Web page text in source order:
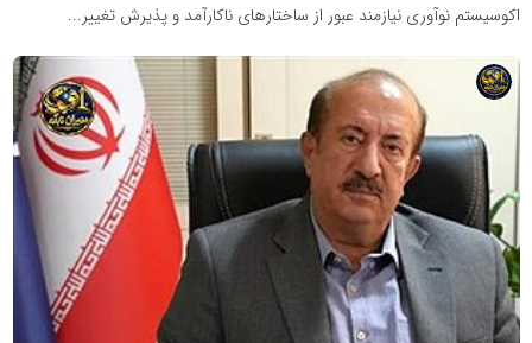
اکوسیستم نوآوری نیازمند عبور از ساختارهای ناکارآمد و پذیرش تغییر...
خبری
مدیران
نابغه